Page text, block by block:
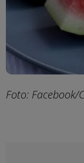
Foto: Facebook/